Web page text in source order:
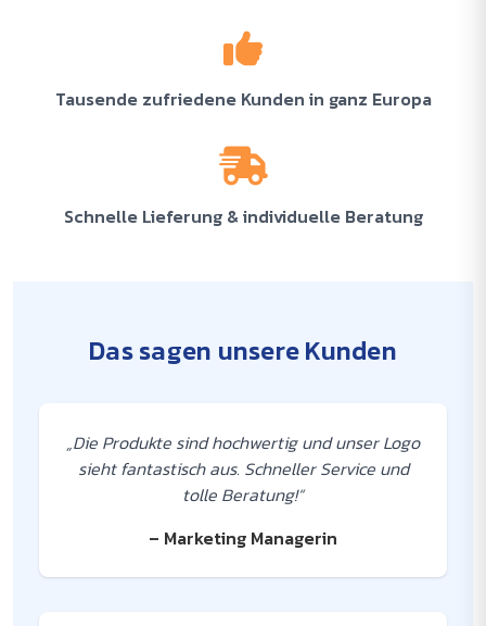
Tausende zufriedene Kunden in ganz Europa
Schnelle Lieferung & individuelle Beratung
Das sagen unsere Kunden
„Die Produkte sind hochwertig und unser Logo
sieht fantastisch aus. Schneller Service und
tolle Beratung!“
– Marketing Managerin